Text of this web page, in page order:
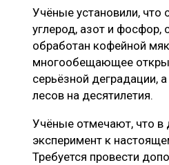
Учёные установили, что
углерод, азот и фосфор,
обработан кофейной
многообещающее
серьёзной деградации,
лесов на десятилетия.
Учёные отмечают, что в
эксперимент к
Требуется провести